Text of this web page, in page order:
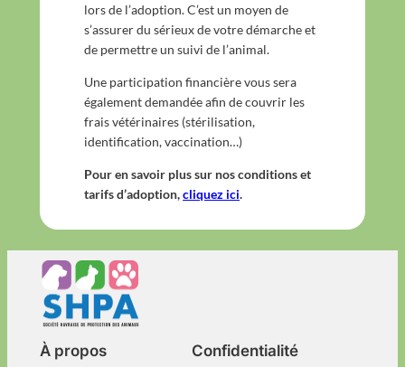
lors de l’adoption. C’est un moyen de
s’assurer du sérieux de votre démarche et
de permettre un suivi de l’animal.
Une participation financière vous sera
également demandée afin de couvrir les
frais vétérinaires (stérilisation,
identification, vaccination…)
Pour en savoir plus sur nos conditions et
tarifs d’adoption,cliquez ici.
À propos Confidentialité